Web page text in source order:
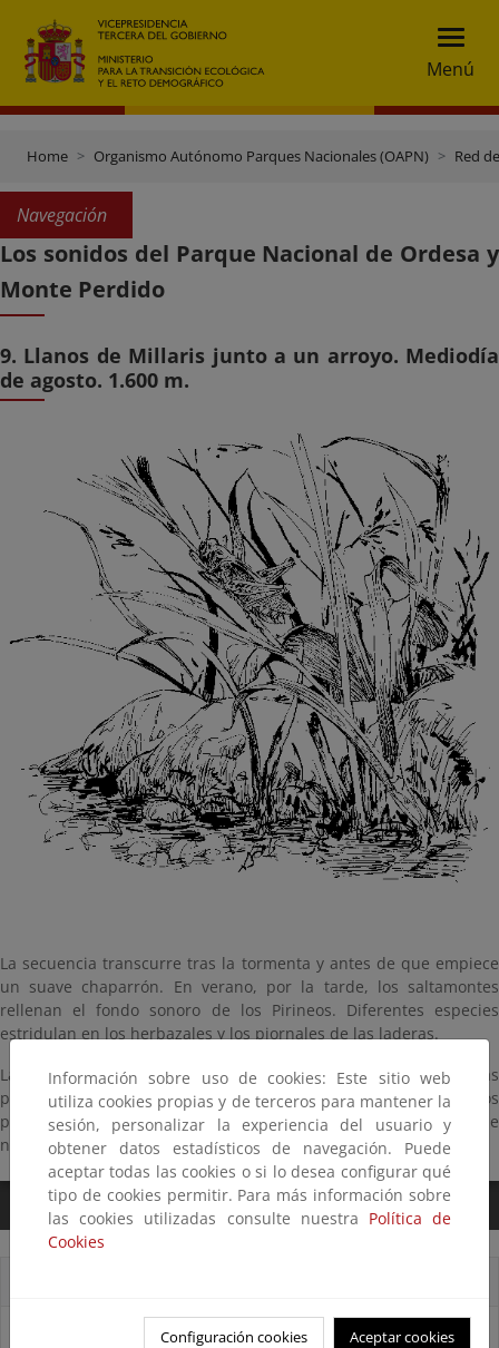
Menú
Home Organismo Autónomo Parques Nacionales (OAPN) Red
Navegación
Los sonidos del Parque Nacional de Ordesa y
Monte Perdido
9. Llanos de Millaris junto a un arroyo. Mediodía
de agosto. 1.600 m.
La secuencia transcurre tras la tormenta y antes de que empiece
un suave chaparrón. En verano, por la tarde, los saltamontes
rellenan el fondo sonoro de los Pirineos. Diferentes especies
estridulan en los herbazales y los piornales de las laderas.
Las mismas hierbas que comparten con otros habitantes de las
praderas. Junto a un abrevadero, sestea el ganado que sube a los
pastos más altos, lejos de los tábanos y en busca del frescor que
no encuentra en los valles.
0:00 / 2:26
Información sobre uso de cookies: Este sitio web
utiliza cookies propias y de terceros para mantener la
sesión, personalizar la experiencia del usuario y
obtener datos estadísticos de navegación. Puede
aceptar todas las cookies o si lo desea configurar qué
tipo de cookies permitir. Para más información sobre
las cookies utilizadas consulte nuestra Política de
Cookies
Configuración cookies Aceptar cookies